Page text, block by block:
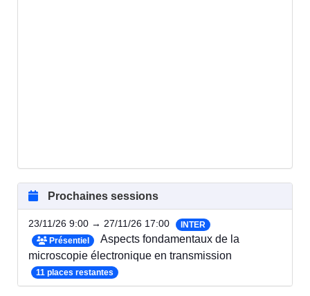
Prochaines sessions
23/11/26 9:00 → 27/11/26 17:00
INTER
Présentiel
Aspects fondamentaux de la
microscopie électronique en transmission
11 places restantes